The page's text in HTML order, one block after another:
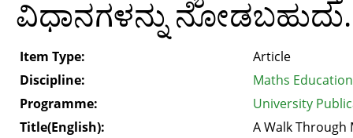
ವಿಧಾನಗಳನ್ನು ನೋಡಬಹುದು.
Item Type:
Article
Discipline:
Maths Education
Programme:
University
Title(English):
A Walk Through